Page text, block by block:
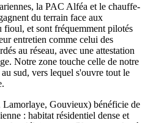
la PAC Alféa et le chauffe-
du terrain face aux
fioul, et sont fréquemment pilotés
entretien comme celui des
au réseau, avec une attestation
Notre zone touche celle de notre
au sud, vers lequel s'ouvre tout le
Gouvieux) bénéficie de
: habitat résidentiel dense et